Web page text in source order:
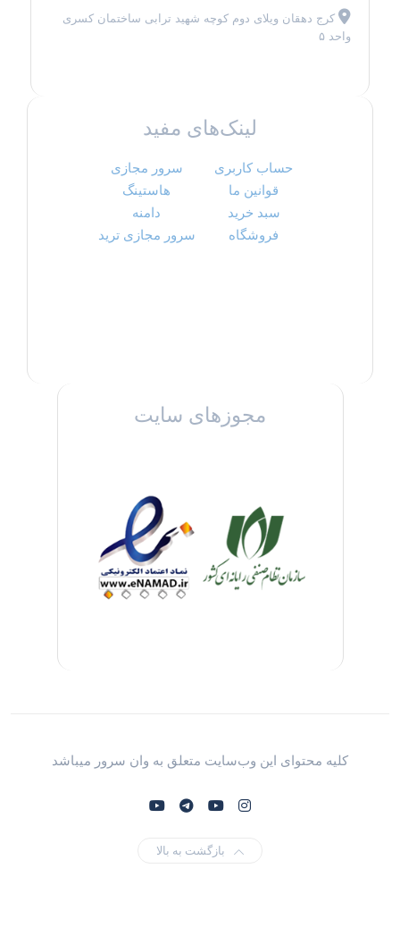
کرج دهقان ویلای دوم کوچه شهید ترابی ساختمان کسری
واحد ۵
لینک‌های مفید
حساب کاربری
قوانین ما
سبد خرید
فروشگاه
سرور مجازی
هاستینگ
دامنه
سرور مجازی ترید
مجوزهای سایت
کلیه محتوای این وب‌سایت متعلق به وان سرور میباشد
بازگشت به بالا